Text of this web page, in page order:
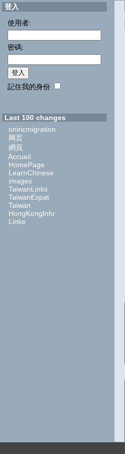
登入
使用者:
密碼:
記住我的身份
Last 100 changes
oniricmigration
网页
網頁
Accueil
HomePage
LearnChinese
images
TaiwanLinks
TaiwanExpat
Taiwan
HongKongInfo
Links